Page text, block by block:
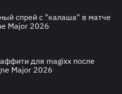
спрей с "калаша" в матче
Major 2026
для magixx после
Major 2026